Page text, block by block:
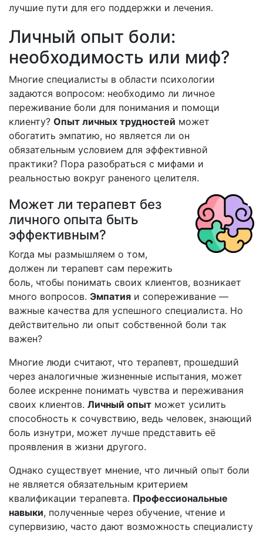
лучшие пути для его поддержки и лечения.
Личный опыт боли:
необходимость или миф?
Многие специалисты в области психологии
задаются вопросом: необходимо ли личное
переживание боли для понимания и помощи
клиенту? Опыт личных трудностей может
обогатить эмпатию, но является ли он
обязательным условием для эффективной
практики? Пора разобраться с мифами и
реальностью вокруг раненого целителя.
Может ли терапевт без
личного опыта быть
эффективным?
Когда мы размышляем о том,
должен ли терапевт сам пережить
боль, чтобы понимать своих клиентов, возникает
много вопросов. Эмпатия и сопереживание —
важные качества для успешного специалиста. Но
действительно ли опыт собственной боли так
важен?
Многие люди считают, что терапевт, прошедший
через аналогичные жизненные испытания, может
более искренне понимать чувства и переживания
своих клиентов. Личный опыт может усилить
способность к сочувствию, ведь человек, знающий
боль изнутри, может лучше представить её
проявления в жизни другого.
Однако существует мнение, что личный опыт боли
не является обязательным критерием
квалификации терапевта. Профессиональные
навыки, полученные через обучение, чтение и
супервизию, часто дают возможность специалисту